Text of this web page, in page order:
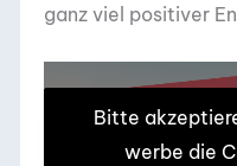
ganz viel positiver
Bitte
werbe die